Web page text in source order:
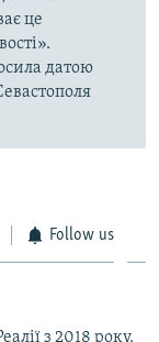
це
датою
Follow us
з 2018 року.